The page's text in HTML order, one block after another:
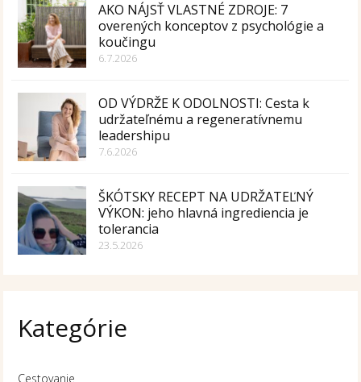
AKO NÁJSŤ VLASTNÉ ZDROJE: 7
overených konceptov z psychológie a
koučingu
6.7.2026
OD VÝDRŽE K ODOLNOSTI: Cesta k
udržateľnému a regeneratívnemu
leadershipu
7.6.2026
ŠKÓTSKY RECEPT NA UDRŽATEĽNÝ
VÝKON: jeho hlavná ingrediencia je
tolerancia
23.5.2026
Kategórie
Cestovanie